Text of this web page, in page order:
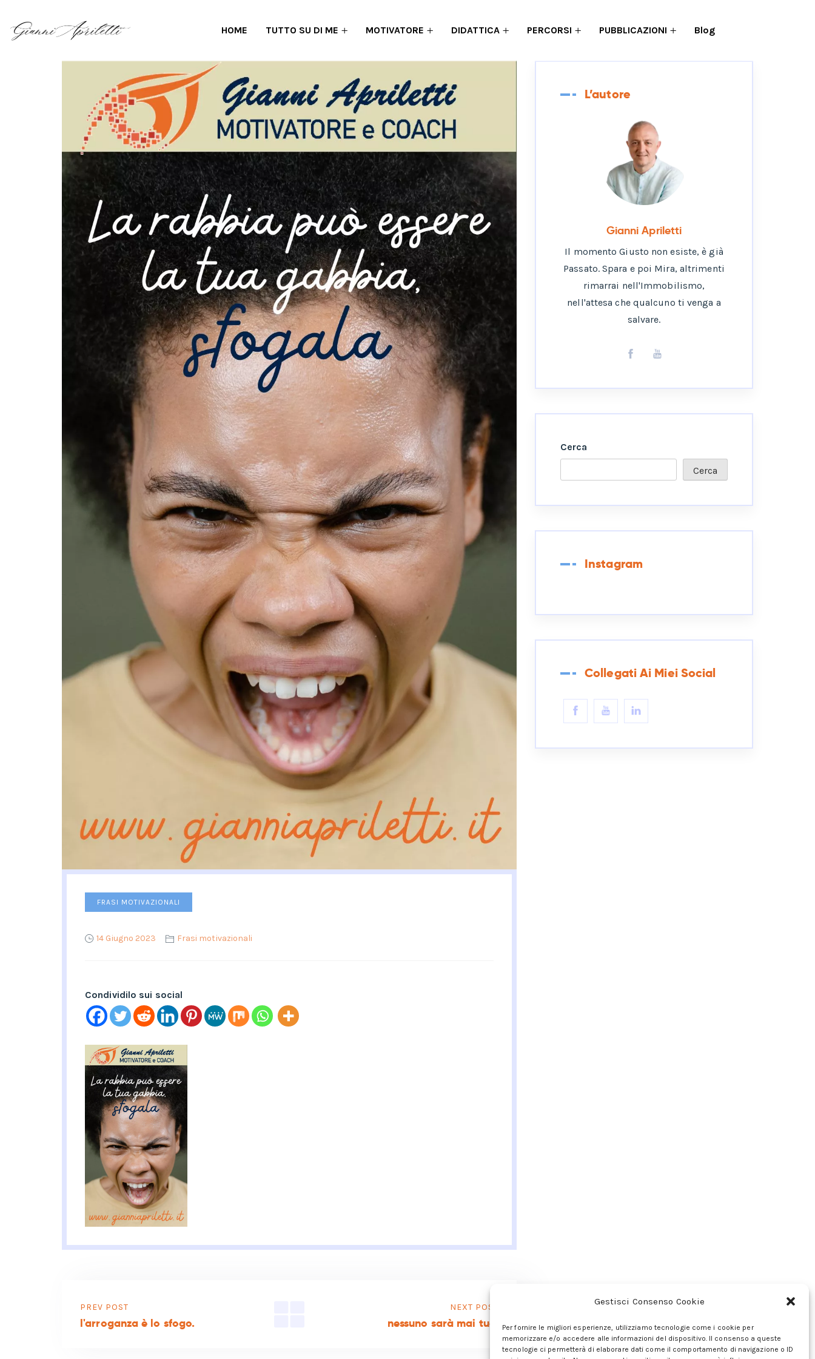
Gestisci Consenso Cookie
Per fornire le migliori esperienze, utilizziamo tecnologie come i cookie per
memorizzare e/o accedere alle informazioni del dispositivo. Il consenso a queste
tecnologie ci permetterà di elaborare dati come il comportamento di navigazione o ID
HOME TUTTO SU DI ME MOTIVATORE DIDATTICA PERCORSI PUBBLICAZIONI Blog
FRASI MOTIVAZIONALI
14 Giugno 2023 Frasi motivazionali
Condividilo sui social
PREV POST
l'arroganza è lo sfogo.
NEXT POST
nessuno sarà mai tuo.
L’autore
Gianni Apriletti
Il momento Giusto non esiste, è già
Passato. Spara e poi Mira, altrimenti
rimarrai nell'Immobilismo,
nell'attesa che qualcuno ti venga a
salvare.
Cerca
Cerca
Instagram
Collegati Ai Miei Social